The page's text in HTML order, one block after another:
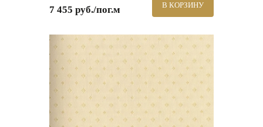
7 455 руб./пог.м В КОРЗИНУ